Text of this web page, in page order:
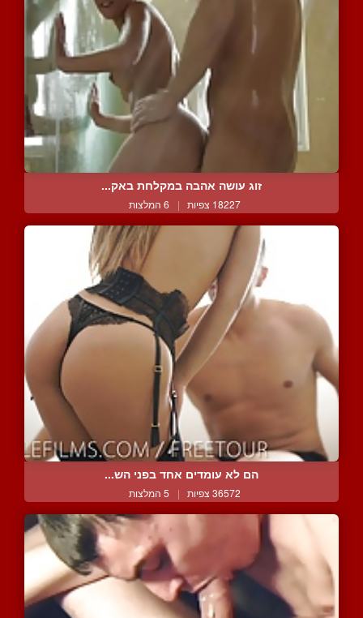
זוג עושה אהבה במקלחת באק...
18227 צפיות | 6 המלצות
הם לא עומדים אחד בפני הש...
36572 צפיות | 5 המלצות